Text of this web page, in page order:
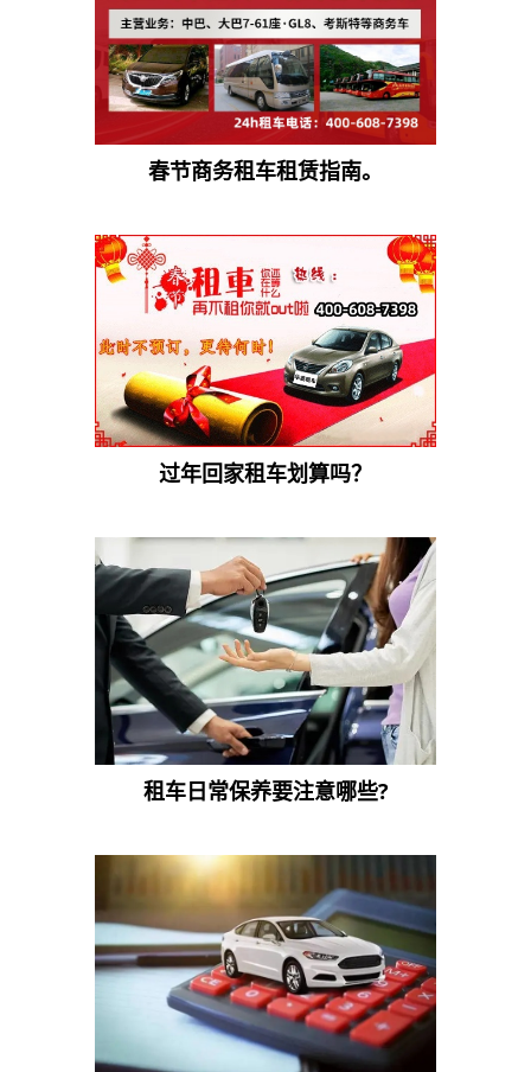
春节商务租车租赁指南。
过年回家租车划算吗？
租车日常保养要注意哪些?